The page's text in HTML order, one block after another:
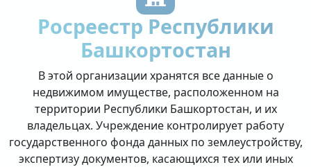
Росреестр Республики
Башкортостан
В этой организации хранятся все данные о
недвижимом имуществе, расположенном на
территории Республики Башкортостан, и их
владельцах. Учреждение контролирует работу
государственного фонда данных по землеустройству,
экспертизу документов, касающихся тех или иных